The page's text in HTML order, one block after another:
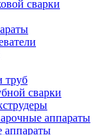
сварки
труб
сварки
аппараты
аппараты